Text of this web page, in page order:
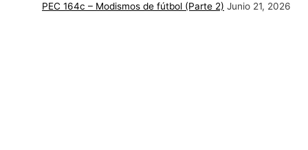
PEC 164c – Modismos de fútbol (Parte 2) Junio 21, 2026